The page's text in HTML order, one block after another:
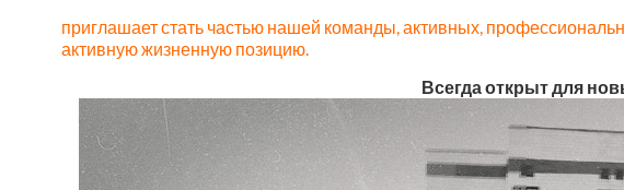
приглашает стать частью нашей команды, активных,
активную жизненную позицию.
Всегда открыт для